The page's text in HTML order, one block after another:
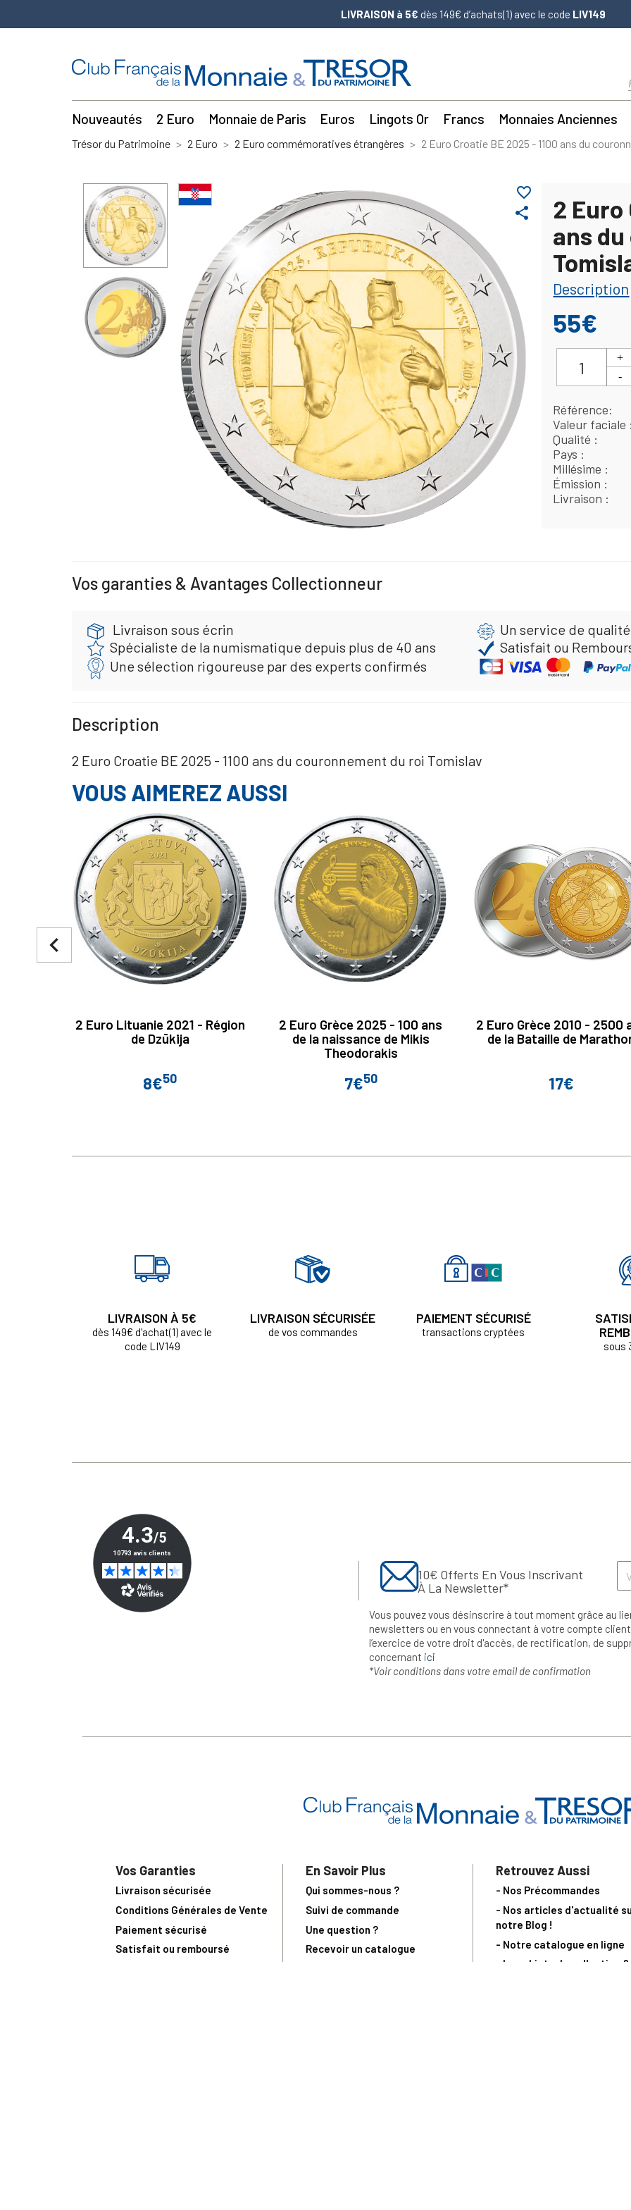
LIVRAISON à 5€ dès 149€ d’achats(1) avec le code LIV149
Nouveautés 2 Euro Monnaie de Paris Euros Lingots Or Francs Monnaies Anciennes
Trésor du Patrimoine 2 Euro 2 Euro commémoratives étrangères 2 Euro Croatie BE 2025 - 1100 ans du
share
favorite_border
2 Euro
ans
Description
55€
Référence
Valeur faciale
Qualité
Pays
Millésime
Émission
Livraison
Vos garanties & Avantages Collectionneur
Livraison sous écrin
Un service de
Spécialiste de la numismatique depuis plus de 40 ans
Satisfait ou
Une sélection rigoureuse par des experts confirmés
Description
2 Euro Croatie BE 2025 - 1100 ans du couronnement du roi Tomislav
VOUS AIMEREZ AUSSI
2 Euro Lituanie 2021 - Région
de Dzūkija
Prix
8€50
2 Euro Grèce 2025 - 100 ans
de la naissance de Mikis
Theodorakis
Prix
7€50
2 Euro Grèce 2010 - 2500
de la Bataille de
Prix
17€
navigate_before
LIVRAISON À 5€
dès 149€ d'achat(1) avec le
code LIV149
LIVRAISON SÉCURISÉE
de vos commandes
PAIEMENT SÉCURISÉ
transactions cryptées
sous
10€ Offerts En Vous Inscrivant
À La Newsletter*
Vous pouvez vous désinscrire à tout moment grâce au
newsletters ou en vous connectant à votre compte
l’exercice de votre droit d'accès, de rectification, de
concernant ici
*Voir conditions dans votre email de confirmation
Vos Garanties
Livraison sécurisée
Conditions Générales de Vente
Paiement sécurisé
Satisfait ou remboursé
En Savoir Plus
Qui sommes-nous ?
Suivi de commande
Une question ?
Recevoir un catalogue
Retrouvez Aussi
- Nos Précommandes
- Nos articles d'actualité
notre Blog !
- Notre catalogue en ligne
- Les objets de collection &